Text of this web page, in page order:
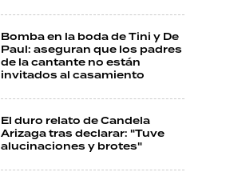
Bomba en la boda de Tini y De
Paul: aseguran que los padres
de la cantante no están
invitados al casamiento
El duro relato de Candela
Arizaga tras declarar: "Tuve
alucinaciones y brotes"